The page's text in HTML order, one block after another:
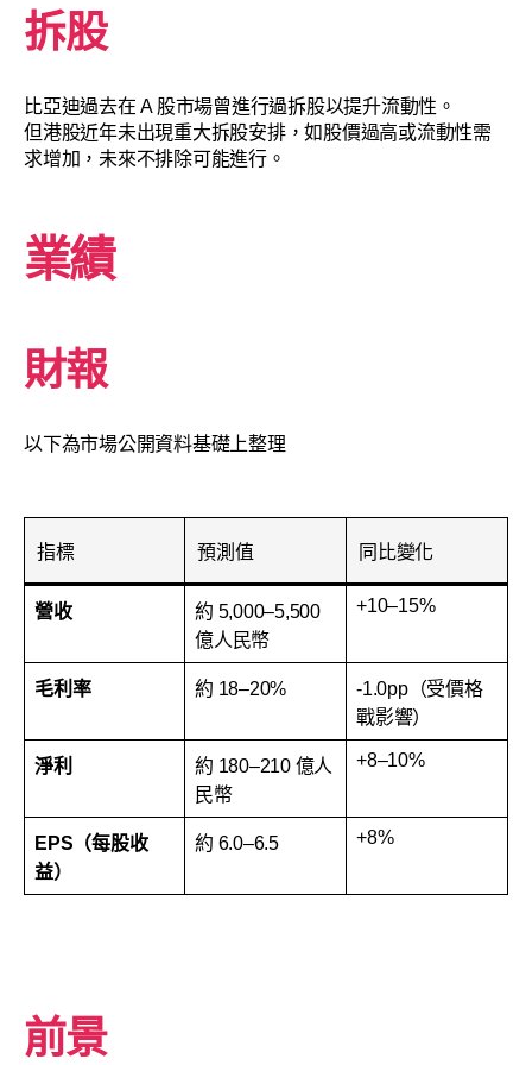
拆股
比亞迪過去在 A 股市場曾進行過拆股以提升流動性。
但港股近年未出現重大拆股安排，如股價過高或流動性需
求增加，未來不排除可能進行。
業績
財報
以下為市場公開資料基礎上整理
指標 預測值 同比變化
營收
約 5,000–5,500
億人民幣
+10–15%
毛利率 約 18–20%
-1.0pp（受價格
戰影響）
淨利
約 180–210 億人
民幣
+8–10%
EPS（每股收
益）
約 6.0–6.5 +8%
前景